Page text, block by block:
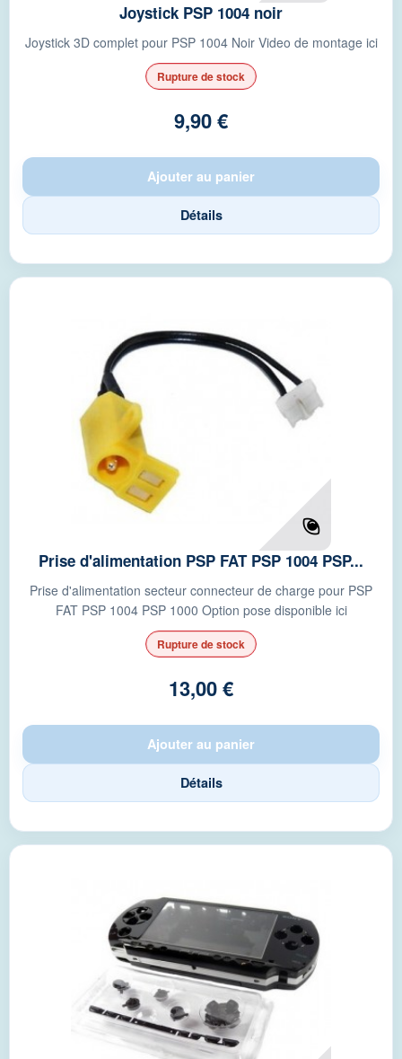
Joystick PSP 1004 noir
Joystick 3D complet pour PSP 1004 Noir Video de montage ici
Rupture de stock
9,90 €
Ajouter au panier
Détails
Prise d'alimentation PSP FAT PSP 1004 PSP...
Prise d'alimentation secteur connecteur de charge pour PSP
FAT PSP 1004 PSP 1000 Option pose disponible ici
Rupture de stock
13,00 €
Ajouter au panier
Détails